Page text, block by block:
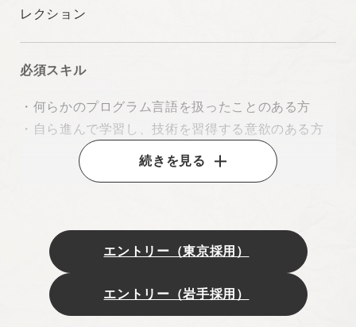
レクション
必須スキル
・何らかのプログラム言語を扱ったことのある方
・自ら進んで学習し、技術を習得する意欲のある方
開発環境
言語 : HTML、CSS、Javascript、PHP、Ruby、
Python、Java、Go
続きを見る
エントリー（東京採用）
エントリー（岩手採用）